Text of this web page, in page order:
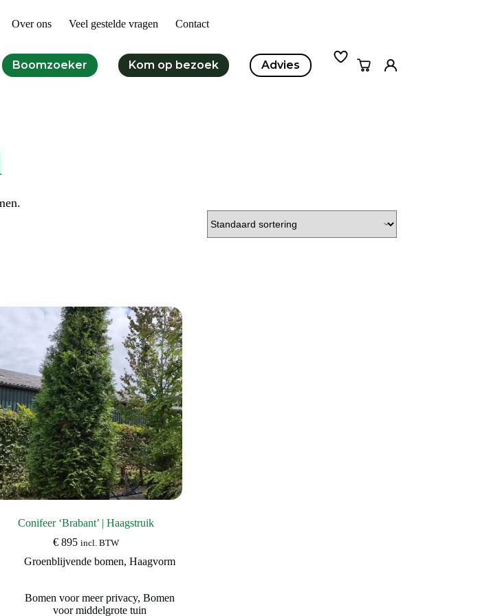
Over ons Veel gestelde vragen Contact
Boomzoeker Kom op bezoek Advies Winkelwagen
Conifeer ‘Brabant’ | Haagstruik
€895 incl. BTW
Groenblijvende bomen, Haagvorm
Bomen voor meer privacy, Bomen
voor middelgrote tuin